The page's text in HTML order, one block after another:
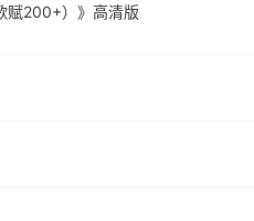
赋200+）》高清版